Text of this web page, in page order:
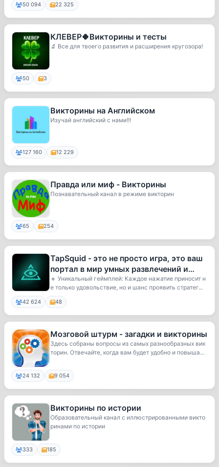
50 094 22 325
КЛЕВЕР🍀Викторины и тесты
🔬 Все для твоего развития и расширения кругозора!
50 3
Викторины на Английском
Изучай английский с нами!!!
127 160 12 229
Правда или миф - Викторины
Познавательный канал в режиме викторин
65 254
TapSquid - это не просто игра, это ваш
портал в мир умных развлечений и
возможностей заработка!
🔹 Уникальный геймплей: Каждое нажатие приносит н
е только удовольствие, но и шанс проявить стратег...
42 624 48
Мозговой штурм - загадки и викторины
Здесь собраны вопросы из самых разнообразных вик
торин. Отвечайте, когда вам будет удобно и повыша...
24 132 9 054
Викторины по истории
Образовательный канал с иллюстрированными викто
ринами по истории
333 185